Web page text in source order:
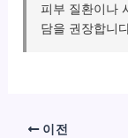
피부 질환이나
담을 권장합니
이전